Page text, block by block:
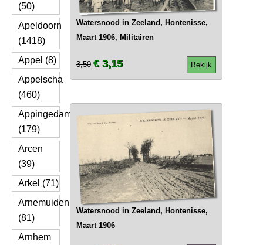
(50)
Apeldoorn
(1418)
Appel (8)
Appelscha
(460)
Appingedam
(179)
Arcen
(39)
Arkel (71)
Arnemuiden
(81)
Arnhem
Watersnood in Zeeland, Hontenisse,
Maart 1906, Militairen
Bekijk
3,50 € 3,15
Watersnood in Zeeland, Hontenisse,
Maart 1906